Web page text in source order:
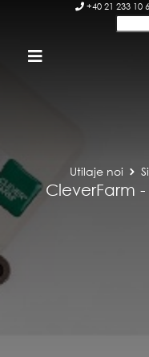
+40 21 233 10
Utilaje noi
CleverFarm